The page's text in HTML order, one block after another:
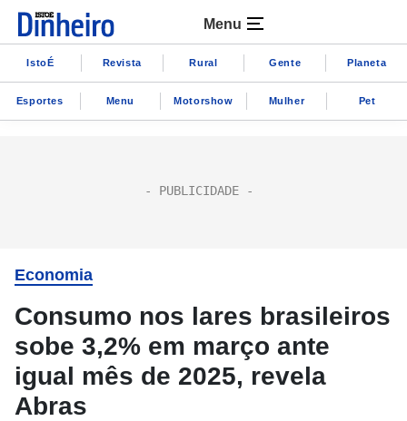
Menu
IstoÉ Revista Rural Gente Planeta
Esportes Menu Motorshow Mulher Pet
Economia
Consumo nos lares brasileiros
sobe 3,2% em março ante
igual mês de 2025, revela
Abras